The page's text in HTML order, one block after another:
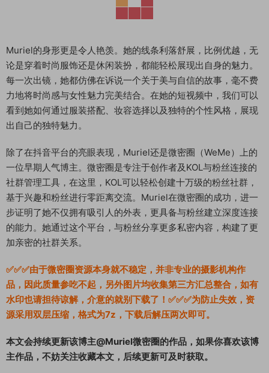
Muriel的身形更是令人艳羡。她的线条利落舒展，比例优越，无
论是穿着时尚服饰还是休闲装扮，都能轻松展现出自身的魅力。
每一次出镜，她都仿佛在诉说一个关于美与自信的故事，毫不费
力地将时尚感与女性魅力完美结合。在她的短视频中，我们可以
看到她如何通过服装搭配、妆容选择以及独特的个性风格，展现
出自己的独特魅力。
除了在抖音平台的亮眼表现，Muriel还是微密圈（WeMe）上的
一位早期人气博主。微密圈是专注于创作者及KOL与粉丝连接的
社群管理工具，在这里，KOL可以轻松创建十万级的粉丝社群，
基于兴趣和粉丝进行零距离交流。Muriel在微密圈的成功，进一
步证明了她不仅拥有吸引人的外表，更具备与粉丝建立深度连接
的能力。她通过这个平台，与粉丝分享更多私密内容，构建了更
加亲密的社群关系。
✅✅✅由于微密圈资源本身就不稳定，并非专业的摄影机构作
品，因此质量参吃不起，另外图片均收集第三方汇总整合，如有
水印也请担待谅解，介意的就别下载了！✅✅✅为防止失效，资
源采用双层压缩，格式为7z，下载后解压两次即可。
本文会持续更新该博主@Muriel微密圈的作品，如果你喜欢该博
主作品，不妨关注收藏本文，后续更新可及时获取。